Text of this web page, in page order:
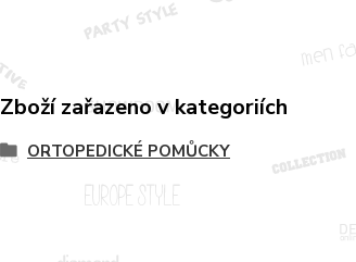
Zboží zařazeno v kategoriích
ORTOPEDICKÉ POMŮCKY